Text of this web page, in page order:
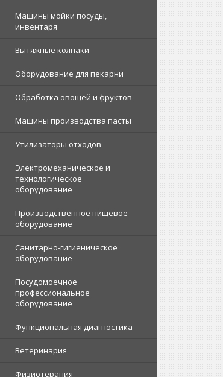
Машины мойки посуды,
инвентаря
Вытяжные колпаки
Оборудование для пекарни
Обработка овощей и фруктов
Машины производства пасты
Утилизаторы отходов
Электромеханическое и
технологическое
оборудование
Производственное пищевое
оборудование
Санитарно-гигиеническое
оборудование
Посудомоечное
профессиональное
оборудование
Функциональная диагностика
Ветеринария
Физиотерапия